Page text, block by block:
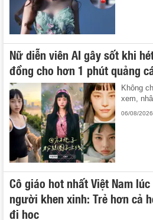
Nữ diễn viên AI gây sốt khi
đồng cho hơn 1 phút quảng
Không
xem,
06/08/2026
Cô giáo hot nhất Việt Nam
người khen xinh: Trẻ hơn cả
đi học